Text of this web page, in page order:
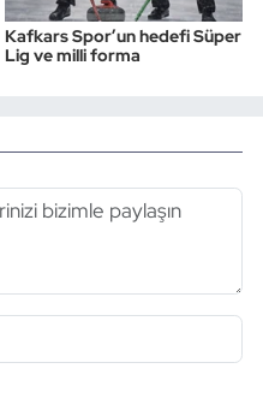
Kafkars Spor’un hedefi Süper
Lig ve milli forma